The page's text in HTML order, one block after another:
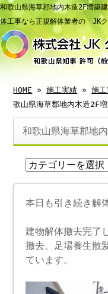
和歌山県海草郡地内木造2F増築
体工事なら正規解体業者の「JKク
HOME »施工実績 »施
歌山県海草郡地内木造2F
和歌山県海草郡地
本日も引き続き解
建物解体撤去完了
撤去、足場養生散
ています。